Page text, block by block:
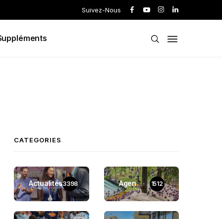
Suivez-Nous
CATEGORIES
Actualités3398 Agen 1512